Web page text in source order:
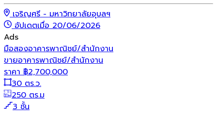
เจริญศรี - มหาวิทยาลัยอุบลฯ
อัปเดตเมื่อ 20/06/2026
Ads
มือสองอาคารพาณิชย์/สำนักงาน
ขายอาคารพาณิชย์/สำนักงาน
ราคา ฿2,700,000
30 ตร.ว.
250 ตร.ม
3 ชั้น